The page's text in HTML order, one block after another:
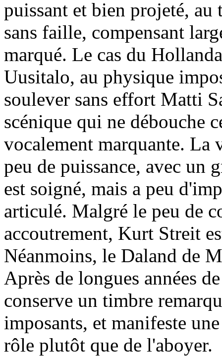
puissant et bien projeté,
sans faille, compensant
marqué. Le cas du
Uusitalo, au physique
soulever sans effort Matti
scénique qui ne débouche
vocalement marquante. La
peu de puissance, avec un
est soigné, mais a peu
articulé. Malgré le peu de
accoutrement, Kurt Streit
Néanmoins, le Daland de
Après de longues années
conserve un timbre
imposants, et manifeste
rôle plutôt que de l'aboyer.